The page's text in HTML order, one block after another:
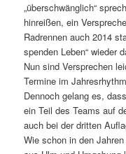
„überschwänglich“
hinreißen, ein
Radrennen auch 2014
spenden Leben“ wieder
Nun sind Versprechen
Termine im
Dennoch gelang es,
ein Teil des Teams auf
auch bei der dritten
Wie schon in den